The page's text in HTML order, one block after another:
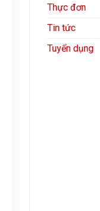
Thực đơn
Tin tức
Tuyển dụng